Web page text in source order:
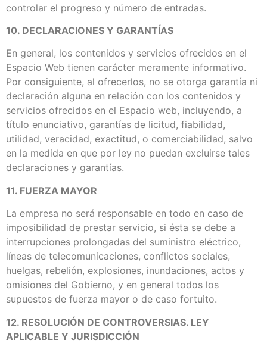
controlar el progreso y número de entradas.
10. DECLARACIONES Y GARANTÍAS
En general, los contenidos y servicios ofrecidos en el
Espacio Web tienen carácter meramente informativo.
Por consiguiente, al ofrecerlos, no se otorga garantía ni
declaración alguna en relación con los contenidos y
servicios ofrecidos en el Espacio web, incluyendo, a
título enunciativo, garantías de licitud, fiabilidad,
utilidad, veracidad, exactitud, o comerciabilidad, salvo
en la medida en que por ley no puedan excluirse tales
declaraciones y garantías.
11. FUERZA MAYOR
La empresa no será responsable en todo en caso de
imposibilidad de prestar servicio, si ésta se debe a
interrupciones prolongadas del suministro eléctrico,
líneas de telecomunicaciones, conflictos sociales,
huelgas, rebelión, explosiones, inundaciones, actos y
omisiones del Gobierno, y en general todos los
supuestos de fuerza mayor o de caso fortuito.
12. RESOLUCIÓN DE CONTROVERSIAS. LEY
APLICABLE Y JURISDICCIÓN